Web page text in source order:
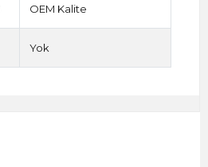
OEM Kalite
Yok